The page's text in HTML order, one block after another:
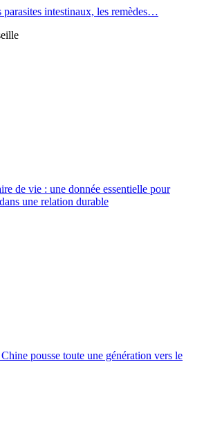
parasites intestinaux, les remèdes…
de vie : une donnée essentielle pour
une relation durable
pousse toute une génération vers le